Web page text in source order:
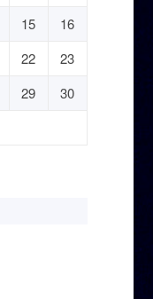
15
16
22
23
29
30